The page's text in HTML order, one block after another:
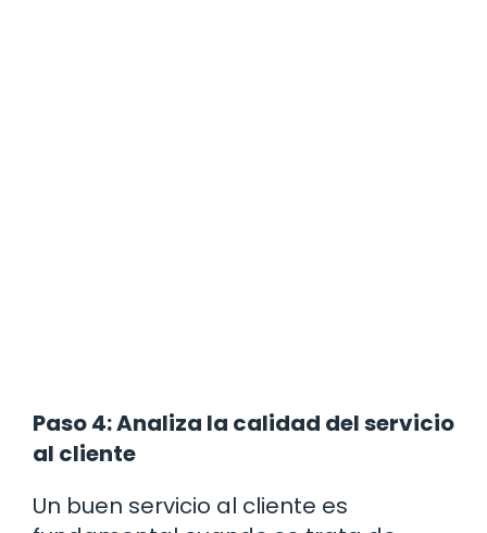
Paso 4: Analiza la calidad del servicio
al cliente
Un buen servicio al cliente es